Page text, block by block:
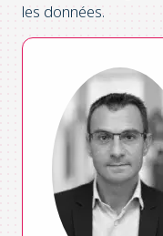
les données.